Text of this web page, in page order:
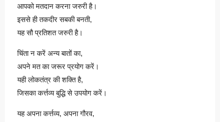
आपको मतदान करना जरुरी है।
इससे ही तकदीर सबकी बनती,
यह सौ प्रतिशत जरुरी है।
चिंता न करें अन्य बातों का,
अपने मत का जरूर प्रयोग करें।
यही लोकतंत्र की शक्ति है,
जिसका कर्त्तव्य बुद्धि से उपयोग करें।
यह अपना कर्त्तव्य, अपना गौरव,